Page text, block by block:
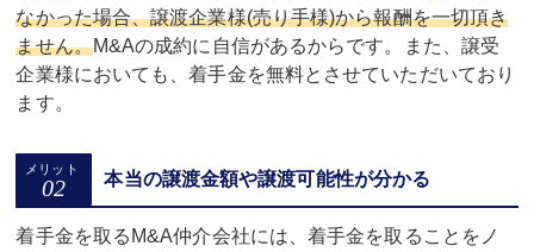
なかった場合、譲渡企業様(売り手様)から報酬を一切頂き
ません。M&Aの成約に自信があるからです。また、譲受
企業様においても、着手金を無料とさせていただいており
ます。
本当の譲渡金額や譲渡可能性が分かる
着手金を取るM&A仲介会社には、着手金を取ることをノ